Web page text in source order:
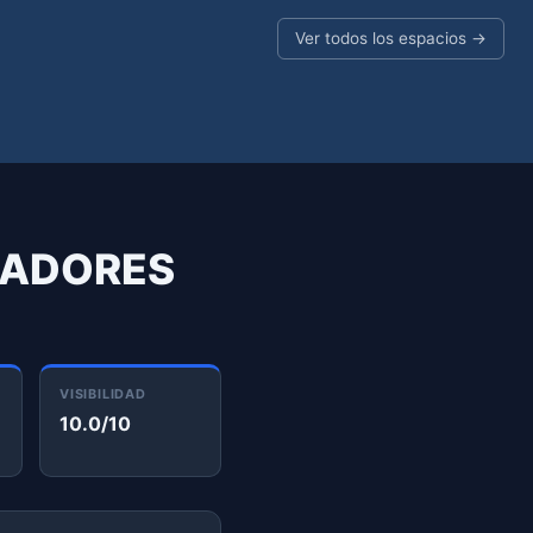
Ver todos los espacios →
VISIBILIDAD
10.0/10